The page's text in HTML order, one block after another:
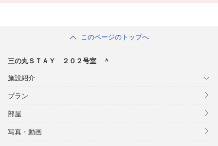
このページのトップへ
三の丸ＳＴＡＹ ２０２号室 ＾
施設紹介
プラン
部屋
写真・動画